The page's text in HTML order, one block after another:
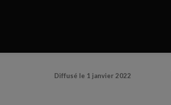
Diffusé le 1 janvier 2022